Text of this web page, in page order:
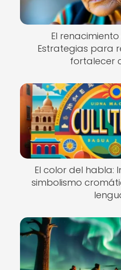
El
Estrategias para
fortalecer
El color del habla:
simbolismo